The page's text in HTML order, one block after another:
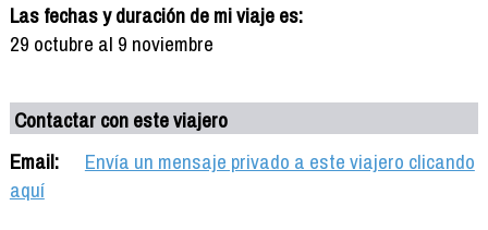
Las fechas y duración de mi viaje es:
29 octubre al 9 noviembre
Contactar con este viajero
Email:
Envía un mensaje privado a este viajero clicando
aquí